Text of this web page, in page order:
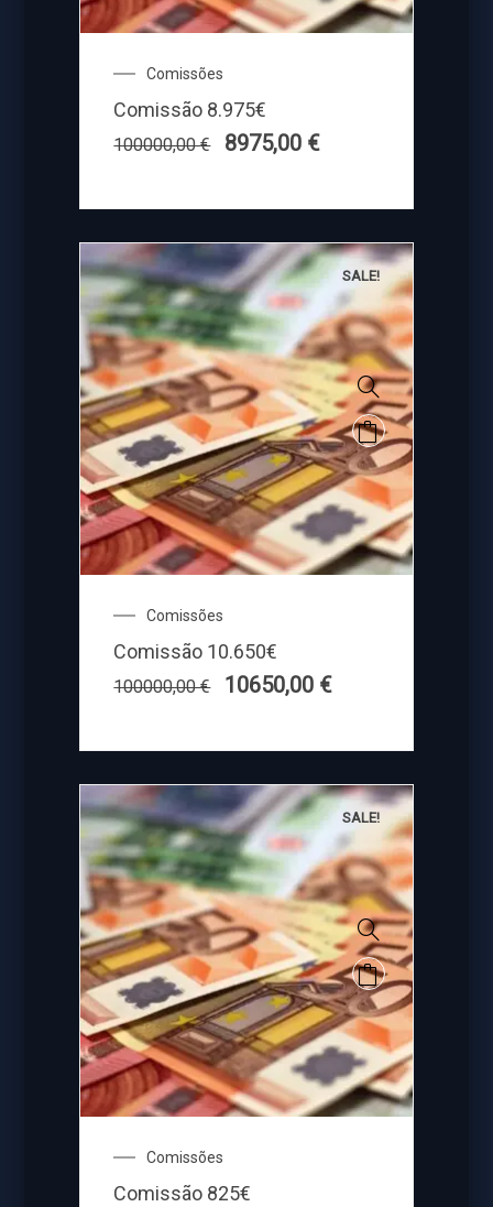
Comissões
Comissão 8.975€
100000,00€ 8975,00 €
SALE!
Comissões
Comissão 10.650€
100000,00€ 10650,00 €
SALE!
Comissões
Comissão 825€